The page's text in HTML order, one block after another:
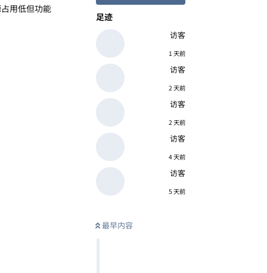
足迹
访客
1 天前
访客
2 天前
访客
2 天前
访客
4 天前
访客
5 天前
最早内容
用低但功能